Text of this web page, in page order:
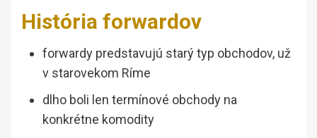
História forwardov
forwardy predstavujú starý typ obchodov, už
v starovekom Ríme
dlho boli len termínové obchody na
konkrétne komodity